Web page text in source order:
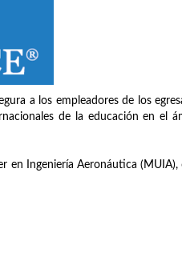
a los empleadores de los
de la educación en el
en Ingeniería Aeronáutica (MUIA),